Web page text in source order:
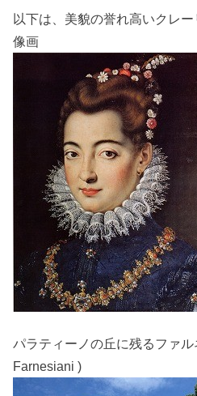
以下は、美貌の誉れ高いクレ
像画
パラティーノの丘に残るファ
Farnesiani )